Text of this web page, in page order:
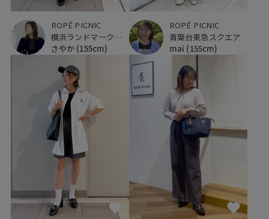
ROPÉ PICNIC
横浜ランドマークタワー
さやか (155cm)
ROPÉ PICNIC
青葉台東急スクエア
mai (155cm)